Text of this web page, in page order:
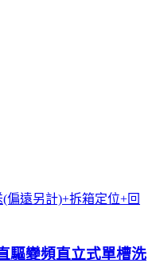
偏遠另計)+拆箱定位+回
驅變頻直立式單槽洗